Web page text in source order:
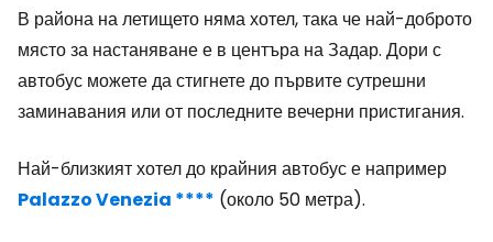
В района на летището няма хотел, така че най-доброто
място за настаняване е в центъра на Задар. Дори с
автобус можете да стигнете до първите сутрешни
заминавания или от последните вечерни пристигания.
Най-близкият хотел до крайния автобус е например
Palazzo Venezia **** (около 50 метра).